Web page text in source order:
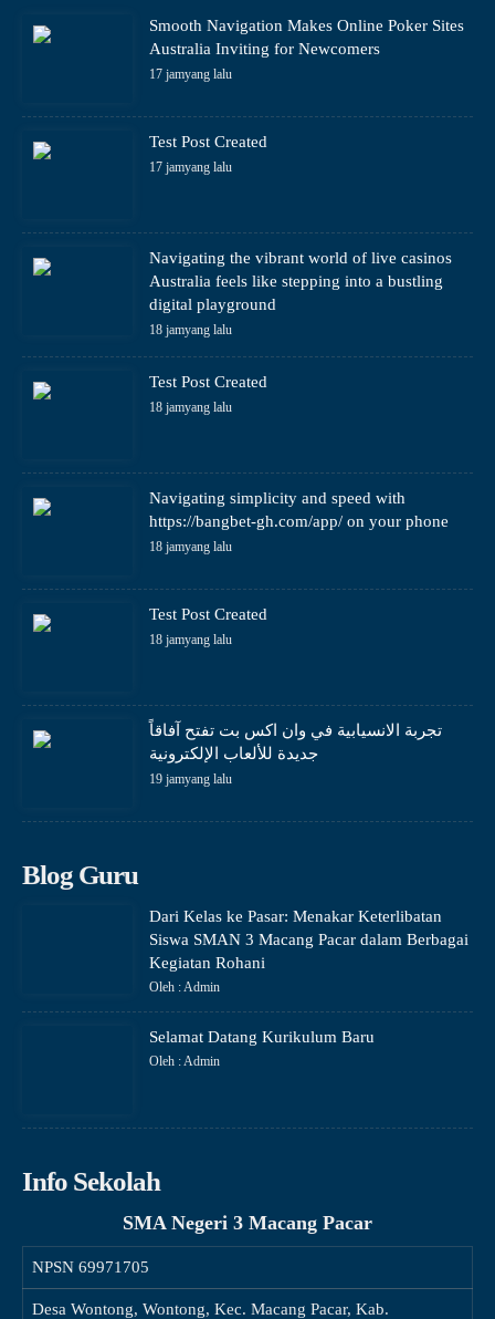
Smooth Navigation Makes Online Poker Sites
Australia Inviting for Newcomers
17 jamyang lalu
Test Post Created
17 jamyang lalu
Navigating the vibrant world of live casinos
Australia feels like stepping into a bustling
digital playground
18 jamyang lalu
Test Post Created
18 jamyang lalu
Navigating simplicity and speed with
https://bangbet-gh.com/app/ on your phone
18 jamyang lalu
Test Post Created
18 jamyang lalu
تجربة الانسيابية في وان اكس بت تفتح آفاقاً
جديدة للألعاب الإلكترونية
19 jamyang lalu
Blog Guru
Dari Kelas ke Pasar: Menakar Keterlibatan
Siswa SMAN 3 Macang Pacar dalam Berbagai
Kegiatan Rohani
Oleh : Admin
Selamat Datang Kurikulum Baru
Oleh : Admin
Info Sekolah
SMA Negeri 3 Macang Pacar
NPSN 69971705
Desa Wontong, Wontong, Kec. Macang Pacar, Kab.